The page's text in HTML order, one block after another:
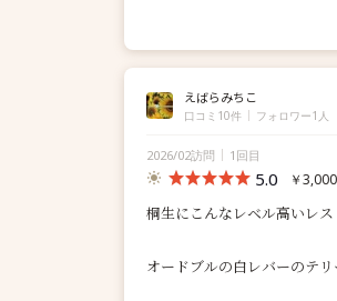
えばらみちこ
口コミ10件 フォロワー1人
2026/02訪問 1回目
5.0 ￥
桐生にこんなレベル高いレス
オードブルの白レバーのテ